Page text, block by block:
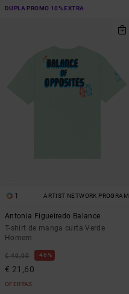
DUPLA PROMO 10% EXTRA
1 ARTIST NETWORK PROGRAM
Antonia Figueiredo Balance
T-shirt de manga curta Verde
Homem
€ 40,00 46%
€ 21,60
OFERTAS